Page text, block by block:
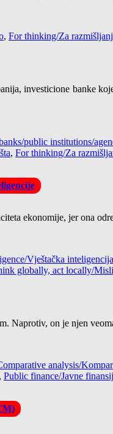
, For thinking/Za
investicione banke
public institutions/
, For thinking/Za
ekonomije, jer ona
Vještačka inteligencija
globally, act locally/
Naprotiv, on je njen
analysis/
, Public finance/Javne